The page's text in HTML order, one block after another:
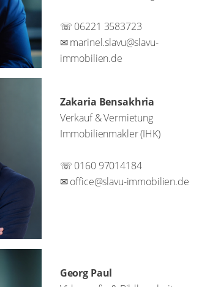
☏ 06221 3583723
✉ marinel.slavu@slavu-
immobilien.de
Zakaria Bensakhria
Verkauf & Vermietung
Immobilienmakler (IHK)
☏ 0160 97014184
✉ office@slavu-immobilien.de
Georg Paul